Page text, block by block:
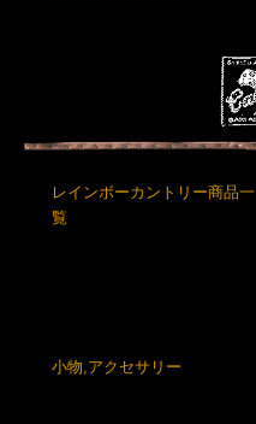
レインボーカントリー商品一
覧
小物,アクセサリー